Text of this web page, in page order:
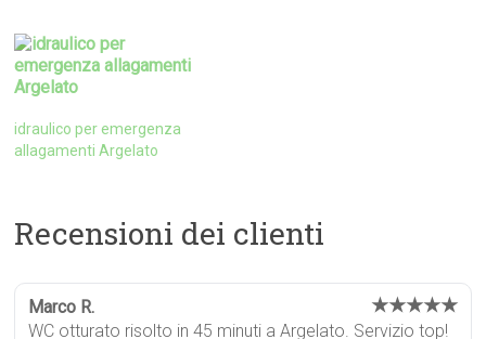
idraulico per emergenza
allagamenti Argelato
Recensioni dei clienti
Marco R. ★★★★★
WC otturato risolto in 45 minuti a Argelato. Servizio top!